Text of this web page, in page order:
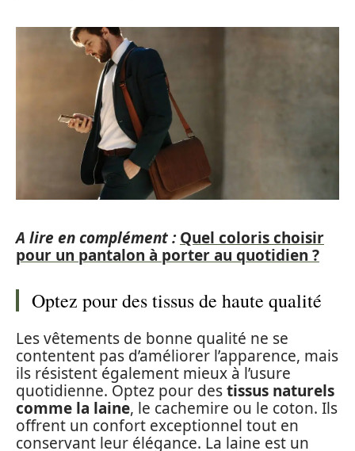
A lire en complément : Quel coloris choisir
pour un pantalon à porter au quotidien ?
Optez pour des tissus de haute qualité
Les vêtements de bonne qualité ne se
contentent pas d’améliorer l’apparence, mais
ils résistent également mieux à l’usure
quotidienne. Optez pour destissus naturels
comme la laine, le cachemire ou le coton. Ils
offrent un confort exceptionnel tout en
conservant leur élégance. La laine est un